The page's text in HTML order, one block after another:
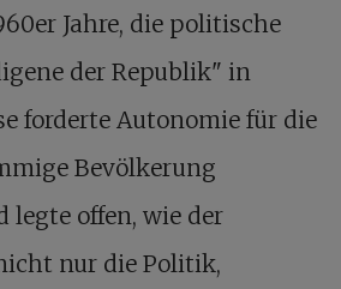
Jahre, die politische
der Republik" in
forderte Autonomie für die
Bevölkerung
legte offen, wie der
nur die Politik,